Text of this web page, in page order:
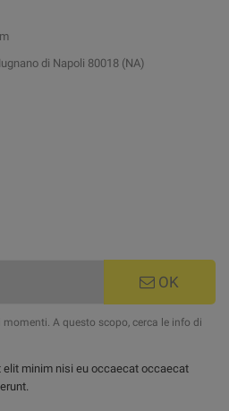
di Napoli 80018 (NA)
OK
A questo scopo, cerca le info di
minim nisi eu occaecat occaecat